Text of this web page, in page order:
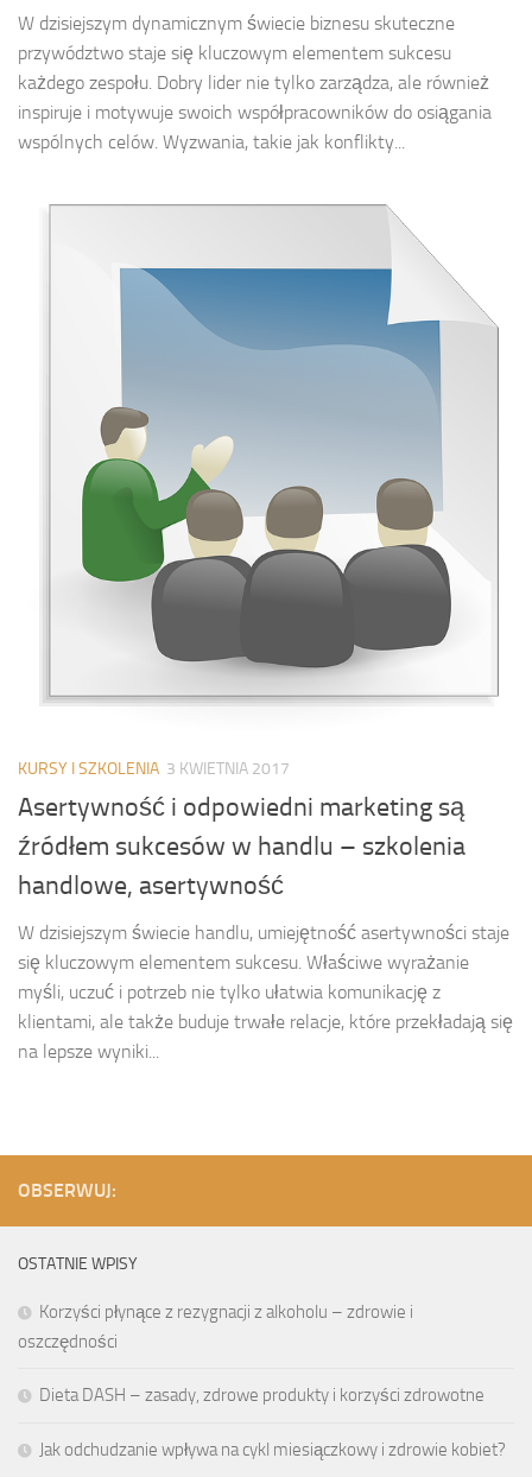
W dzisiejszym dynamicznym świecie biznesu skuteczne
przywództwo staje się kluczowym elementem sukcesu
każdego zespołu. Dobry lider nie tylko zarządza, ale również
inspiruje i motywuje swoich współpracowników do osiągania
wspólnych celów. Wyzwania, takie jak konflikty...
KURSY I SZKOLENIA 3 KWIETNIA 2017
Asertywność i odpowiedni marketing są
źródłem sukcesów w handlu – szkolenia
handlowe, asertywność
W dzisiejszym świecie handlu, umiejętność asertywności staje
się kluczowym elementem sukcesu. Właściwe wyrażanie
myśli, uczuć i potrzeb nie tylko ułatwia komunikację z
klientami, ale także buduje trwałe relacje, które przekładają się
na lepsze wyniki...
OBSERWUJ:
OSTATNIE WPISY
Korzyści płynące z rezygnacji z alkoholu – zdrowie i
oszczędności
Dieta DASH – zasady, zdrowe produkty i korzyści zdrowotne
Jak odchudzanie wpływa na cykl miesiączkowy i zdrowie kobiet?